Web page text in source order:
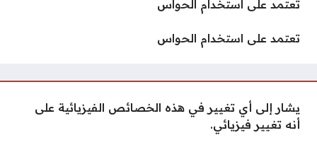
تعتمد على استخدام الحواس
تعتمد على استخدام الحواس
يشار إلى أي تغيير في هذه الخصائص الفيزيائية على
أنه تغيير فيزيائي.